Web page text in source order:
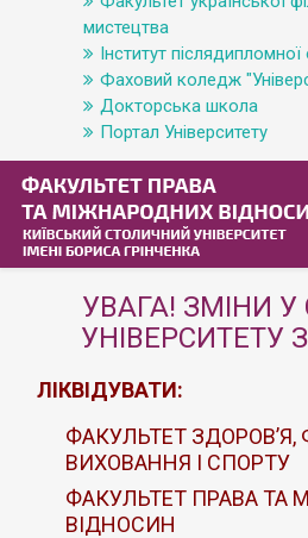
мистецтва
Інститут післядипломної
Фаховий коледж
Докторська школа
Портал Університету
УВАГА! ЗМІНИ У
УНІВЕРСИТЕТУ
ЛІКВІДУВАТИ:
ФАКУЛЬТЕТ ЗДОРОВ’Я,
ВИХОВАННЯ І СПОРТУ
ФАКУЛЬТЕТ ПРАВА ТА
ВІДНОСИН